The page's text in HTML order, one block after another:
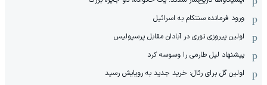
ورود فرمانده سنتکام به اسرائیل
اولین پیروزی نوری در آبادان مقابل پرسپولیس
پیشنهاد لیل طارمی را وسوسه کرد
اولین گل برای رئال: خرید جدید به رویایش رسید